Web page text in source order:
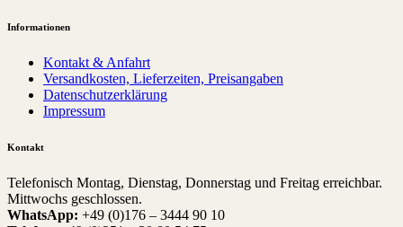
Informationen
Kontakt & Anfahrt
Versandkosten, Lieferzeiten, Preisangaben
Datenschutzerklärung
Impressum
Kontakt
Telefonisch Montag, Dienstag, Donnerstag und Freitag erreichbar.
Mittwochs geschlossen.
WhatsApp: +49 (0)176 – 3444 90 10